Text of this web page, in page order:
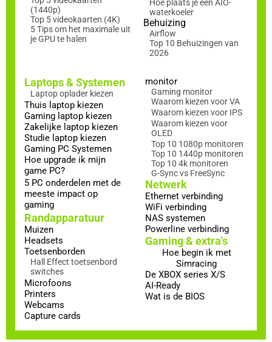
(1440p)
Top 5 videokaarten (4K)
5 Tips om het maximale uit
je GPU te halen
Hoe plaats je een AIO-
waterkoeler
Behuizing
Airflow
Top 10 Behuizingen van
2026
Laptops & Systemen
Laptop oplader kiezen
Thuis laptop kiezen
Gaming laptop kiezen
Zakelijke laptop kiezen
Studie laptop kiezen
Gaming PC Systemen
Hoe upgrade ik mijn
game PC?
5 PC onderdelen met de
meeste impact op
gaming
Randapparatuur
Muizen
Headsets
Toetsenborden
Hall Effect toetsenbord
switches
Microfoons
Printers
Webcams
Capture cards
monitor
Gaming monitor
Waarom kiezen voor VA
Waarom kiezen voor IPS
Waarom kiezen voor
OLED
Top 10 1080p monitoren
Top 10 1440p monitoren
Top 10 4k monitoren
G-Sync vs FreeSync
Netwerk
Ethernet verbinding
WiFi verbinding
NAS systemen
Powerline verbinding
Gaming & extra's
Hoe begin ik met
Simracing
De XBOX series X/S
AI-Ready
Wat is de BIOS